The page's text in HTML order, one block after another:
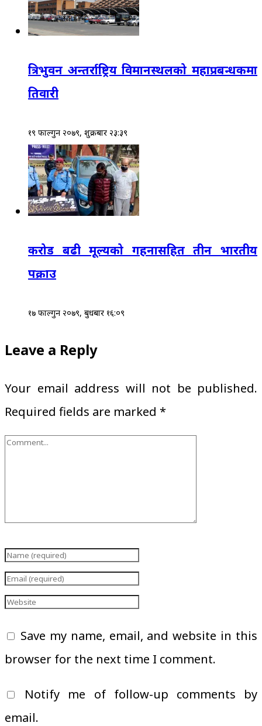
त्रिभुवन अन्तर्राष्ट्रिय विमानस्थलको महाप्रबन्धकमा
तिवारी
१९ फाल्गुन २०७९, शुक्रबार २३:३९
करोड बढी मूल्यको गहनासहित तीन भारतीय
पक्राउ
१७ फाल्गुन २०७९, बुधबार १६:०९
Leave a Reply
Your email address will not be published.
Required fields are marked *
Save my name, email, and website in this
browser for the next time I comment.
Notify me of follow-up comments by
email.